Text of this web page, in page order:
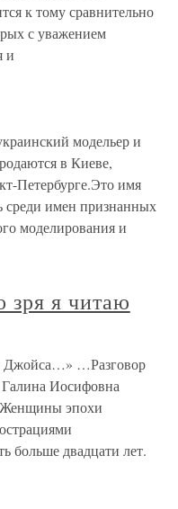
к тому сравнительно
с уважением
и
модельер и
в Киеве,
Петербурге.Это имя
среди имен признанных
моделирования и
зря я читаю
Джойса…» …Разговор
Галина Иосифовна
эпохи
больше двадцати лет.